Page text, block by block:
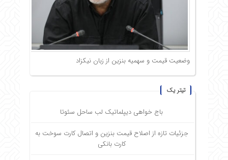
وضعیت قیمت و سهمیه بنزین از زبان نیکزاد
تیتر یک
باج خواهی دیپلماتیک لب ساحل سئوتا
جزئیات تازه از اصلاح قیمت بنزین و اتصال کارت سوخت به
کارت بانکی